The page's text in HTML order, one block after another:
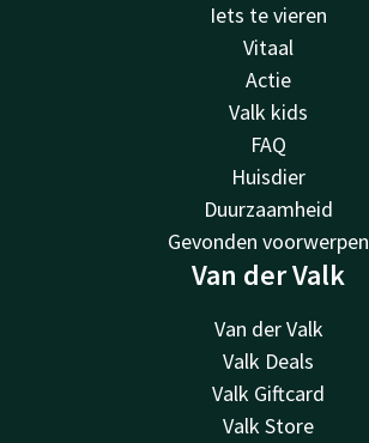
Iets te vieren
Vitaal
Actie
Valk kids
FAQ
Huisdier
Duurzaamheid
Gevonden voorwerpen
Van der Valk
Van der Valk
Valk Deals
Valk Giftcard
Valk Store